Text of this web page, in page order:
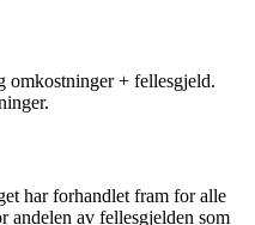
omkostninger + fellesgjeld.
har forhandlet fram for alle
andelen av fellesgjelden som